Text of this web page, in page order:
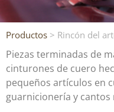
Productos > Rincón del
Piezas terminadas de
cinturones de cuero
pequeños artículos en
guarnicionería y